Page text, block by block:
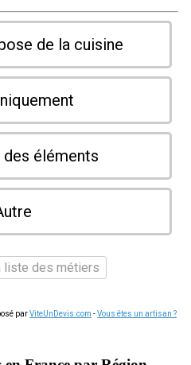
de la cuisine
des éléments
liste des métiers
parViteUnDevis.com -Vous êtes un artisan ?